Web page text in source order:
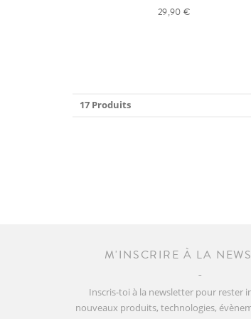
29,90 €
17 Produits
M'INSCRIRE À LA
Inscris-toi à la newsletter pour rester
nouveaux produits, technologies,